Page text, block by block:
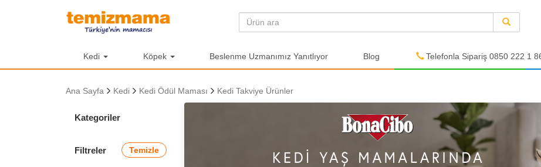
Kedi Köpek Beslenme Uzmanımız Yanıtlıyor Blog Telefonla Sipariş 0850 222 1
Ana Sayfa Kedi Kedi Ödül Maması Kedi Takviye Ürünler
Kategoriler
Filtreler Temizle